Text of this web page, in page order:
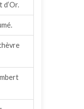
d’Or.